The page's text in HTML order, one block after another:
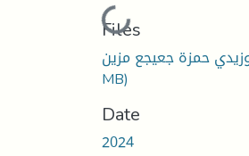
Loading...
Files
MB)
Date
2024